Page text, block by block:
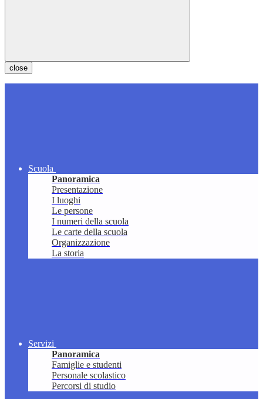
close
Scuola
Panoramica
Presentazione
I luoghi
Le persone
I numeri della scuola
Le carte della scuola
Organizzazione
La storia
Servizi
Panoramica
Famiglie e studenti
Personale scolastico
Percorsi di studio